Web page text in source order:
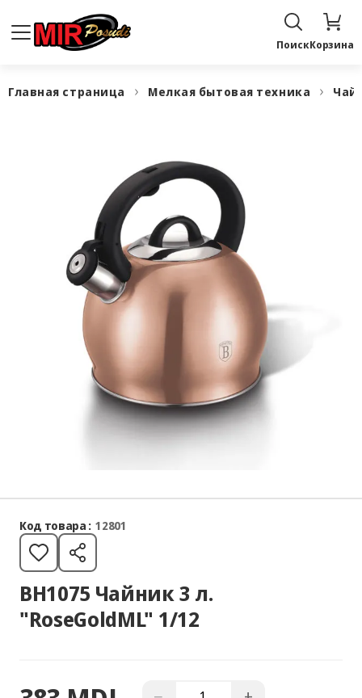
ПоискКорзина
Главная страница Мелкая бытовая техника
Код товара : 12801
BH1075 Чайник 3 л.
"RoseGoldML" 1/12